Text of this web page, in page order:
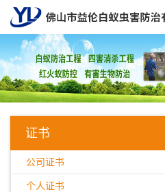
证书
公司证书
个人证书